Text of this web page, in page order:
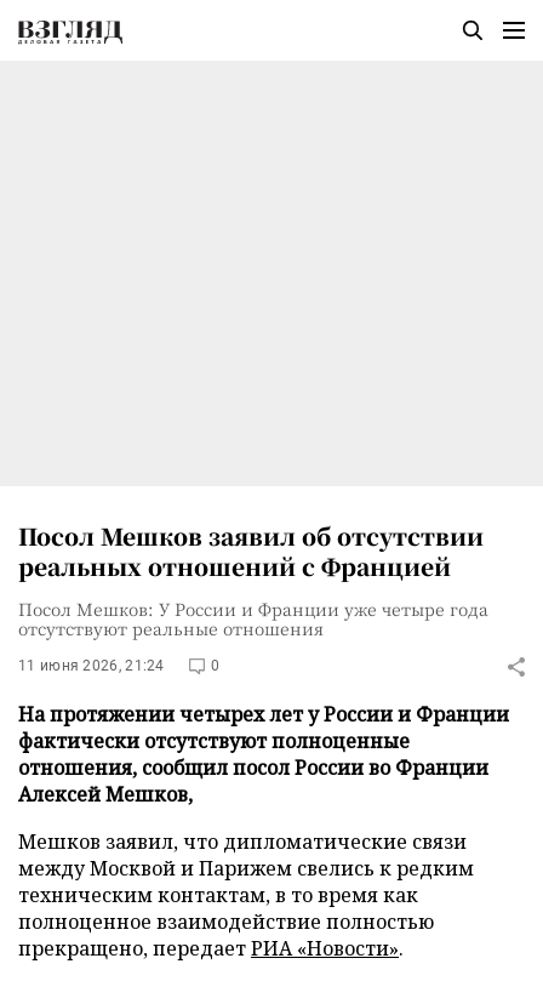
Посол Мешков заявил об отсутствии
реальных отношений с Францией
Посол Мешков: У России и Франции уже четыре года
отсутствуют реальные отношения
11 июня 2026, 21:24 0
На протяжении четырех лет у России и Франции
фактически отсутствуют полноценные
отношения, сообщил посол России во Франции
Алексей Мешков,
Мешков заявил, что дипломатические связи
между Москвой и Парижем свелись к редким
техническим контактам, в то время как
полноценное взаимодействие полностью
прекращено, передаетРИА «Новости».